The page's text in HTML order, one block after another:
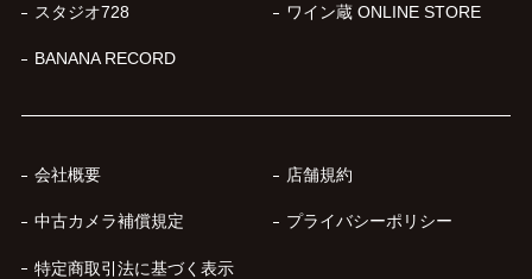
スタジオ728 ワイン蔵 ONLINE STORE
BANANA RECORD
会社概要 店舗規約
中古カメラ補償規定 プライバシーポリシー
特定商取引法に基づく表示